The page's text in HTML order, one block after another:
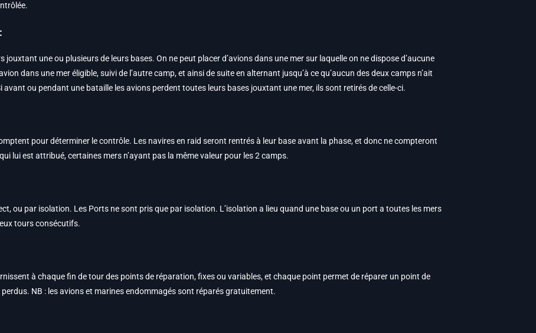
une ou plusieurs de leurs bases. On ne peut placer d’avions dans une mer sur laquelle on ne dispose d’aucune
dans une mer éligible, suivi de l’autre camp, et ainsi de suite en alternant jusqu’à ce qu’aucun des deux camps n’ait
avant ou pendant une bataille les avions perdent toutes leurs bases jouxtant une mer, ils sont retirés de celle-ci.
pour déterminer le contrôle. Les navires en raid seront rentrés à leur base avant la phase, et donc ne compteront
lui est attribué, certaines mers n’ayant pas la même valeur pour les 2 camps.
ou par isolation. Les Ports ne sont pris que par isolation. L’isolation a lieu quand une base ou un port a toutes les mers
tours consécutifs.
à chaque fin de tour des points de réparation, fixes ou variables, et chaque point permet de réparer un point de
NB : les avions et marines endommagés sont réparés gratuitement.